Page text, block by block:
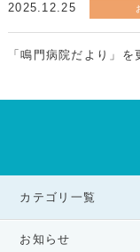
2025.12.25
「鳴門病院だより
カテゴリ一覧
お知らせ